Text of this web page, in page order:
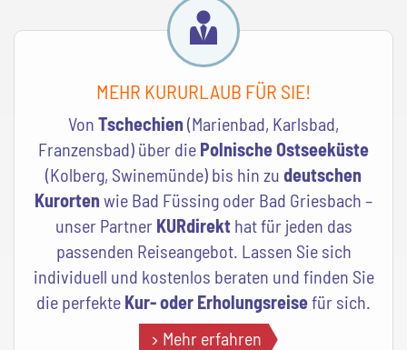
MEHR KURURLAUB FÜR SIE!
Von Tschechien (Marienbad, Karlsbad,
Franzensbad) über die Polnische Ostseeküste
(Kolberg, Swinemünde) bis hin zu deutschen
Kurorten wie Bad Füssing oder Bad Griesbach –
unser Partner KURdirekthat für jeden das
passenden Reiseangebot. Lassen Sie sich
individuell und kostenlos beraten und finden Sie
die perfekte Kur- oder Erholungsreisefür sich.
Mehr erfahren